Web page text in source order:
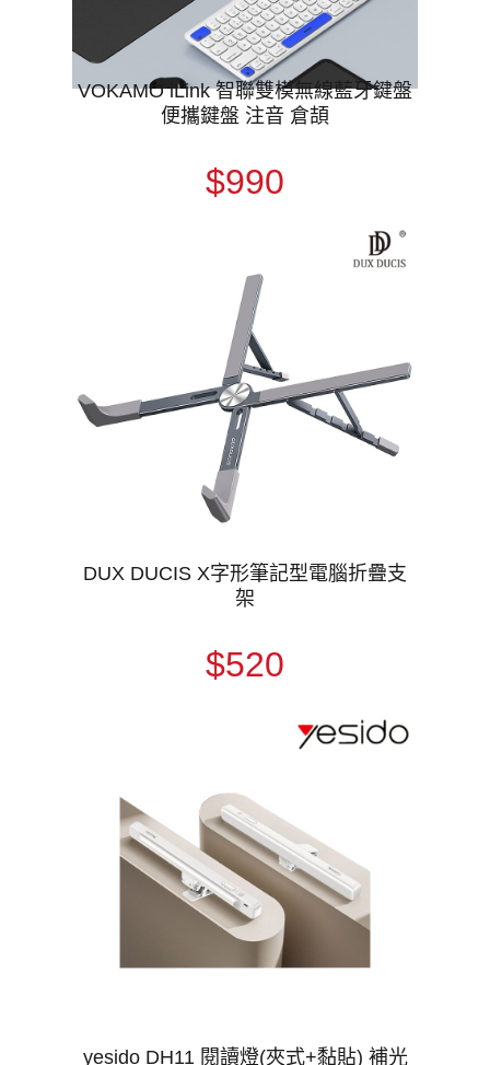
VOKAMO iLink 智聯雙模無線藍牙鍵盤
便攜鍵盤 注音 倉頡
$990
DUX DUCIS X字形筆記型電腦折疊支
架
$520
yesido DH11 閱讀燈(夾式+黏貼) 補光